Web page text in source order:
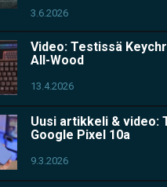
3.6.2026
Video: Testissä
All-Wood
13.4.2026
Uusi artikkeli & video:
Google Pixel 10a
9.3.2026